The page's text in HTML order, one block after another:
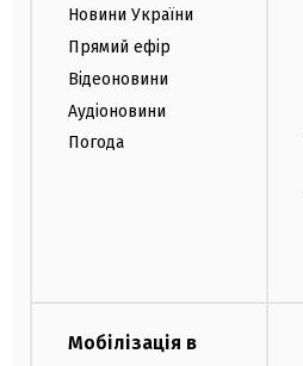
Новини України
Прямий ефір
Відеоновини
Аудіоновини
Погода
Мобілізація в